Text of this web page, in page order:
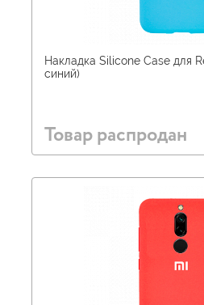
Накладка Silicone Case для
синий)
Товар распродан